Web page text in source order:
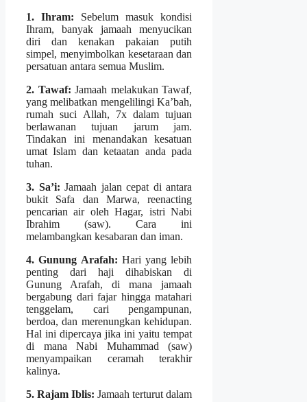
1. Ihram: Sebelum masuk kondisi
Ihram, banyak jamaah menyucikan
diri dan kenakan pakaian putih
simpel, menyimbolkan kesetaraan dan
persatuan antara semua Muslim.
2. Tawaf: Jamaah melakukan Tawaf,
yang melibatkan mengelilingi Ka’bah,
rumah suci Allah, 7x dalam tujuan
berlawanan tujuan jarum jam.
Tindakan ini menandakan kesatuan
umat Islam dan ketaatan anda pada
tuhan.
3. Sa’i: Jamaah jalan cepat di antara
bukit Safa dan Marwa, reenacting
pencarian air oleh Hagar, istri Nabi
Ibrahim (saw). Cara ini
melambangkan kesabaran dan iman.
4. Gunung Arafah: Hari yang lebih
penting dari haji dihabiskan di
Gunung Arafah, di mana jamaah
bergabung dari fajar hingga matahari
tenggelam, cari pengampunan,
berdoa, dan merenungkan kehidupan.
Hal ini dipercaya jika ini yaitu tempat
di mana Nabi Muhammad (saw)
menyampaikan ceramah terakhir
kalinya.
5. Rajam Iblis: Jamaah terturut dalam